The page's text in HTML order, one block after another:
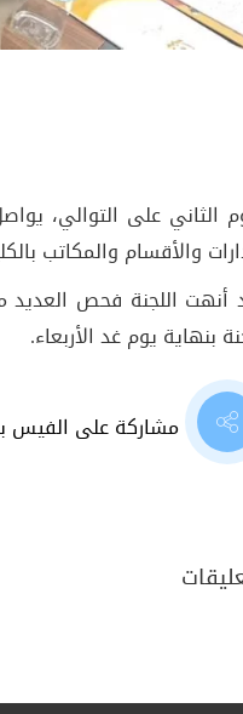
الثاني على التوالي،
والأقسام والمكاتب
أنهت اللجنة فحص العديد
بنهاية يوم غد الأربعاء.
مشاركة على الفيس